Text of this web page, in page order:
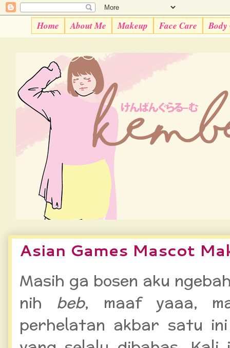
Home About Me Makeup Face Care Body
Asian Games Mascot
Masih ga bosen aku
nih beb, maaf yaaa,
perhelatan akbar satu